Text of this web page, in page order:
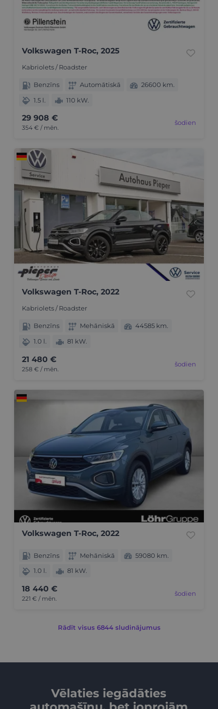
Volkswagen T-Roc, 2025
Kabriolets / Roadster
Benzīns Automātiskā
26600 km.
1.5 l.
110 kW.
29 908 €
354 € / mēn.
šodien
Volkswagen T-Roc, 2022
Kabriolets / Roadster
Benzīns Mehāniskā
44585 km.
1.0 l.
81 kW.
21 480 €
258 € / mēn.
šodien
Volkswagen T-Roc, 2022
Benzīns Mehāniskā
59080 km.
1.0 l.
81 kW.
18 440 €
221 € / mēn.
šodien
Rādīt visus 6844 sludinājumus
Vēlaties iegādāties